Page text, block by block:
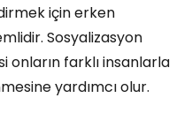
için erken
Sosyalizasyon
onların farklı insanlarla
yardımcı olur.